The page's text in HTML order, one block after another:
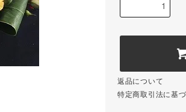
返品について
特定商取引法に基